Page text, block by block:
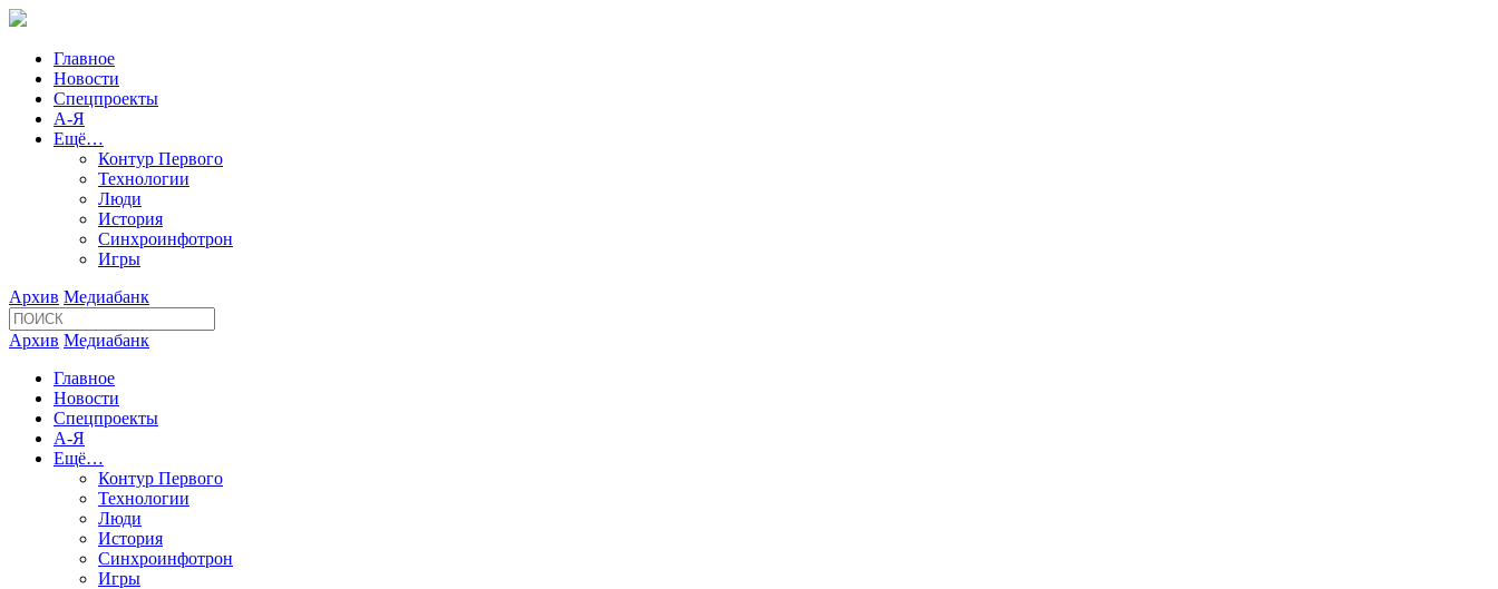
Главное
Новости
Спецпроекты
А-Я
Ещё…
Контур Первого
Технологии
Люди
История
Синхроинфотрон
Игры
Архив Медиабанк
Архив Медиабанк
Главное
Новости
Спецпроекты
А-Я
Ещё…
Контур Первого
Технологии
Люди
История
Синхроинфотрон
Игры